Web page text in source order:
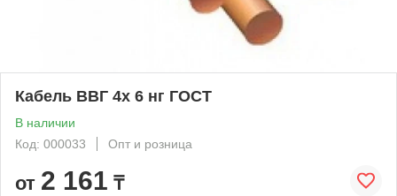
Кабель ВВГ 4х 6 нг ГОСТ
В наличии
Код: 000033
Опт и розница
от 2 161 ₸